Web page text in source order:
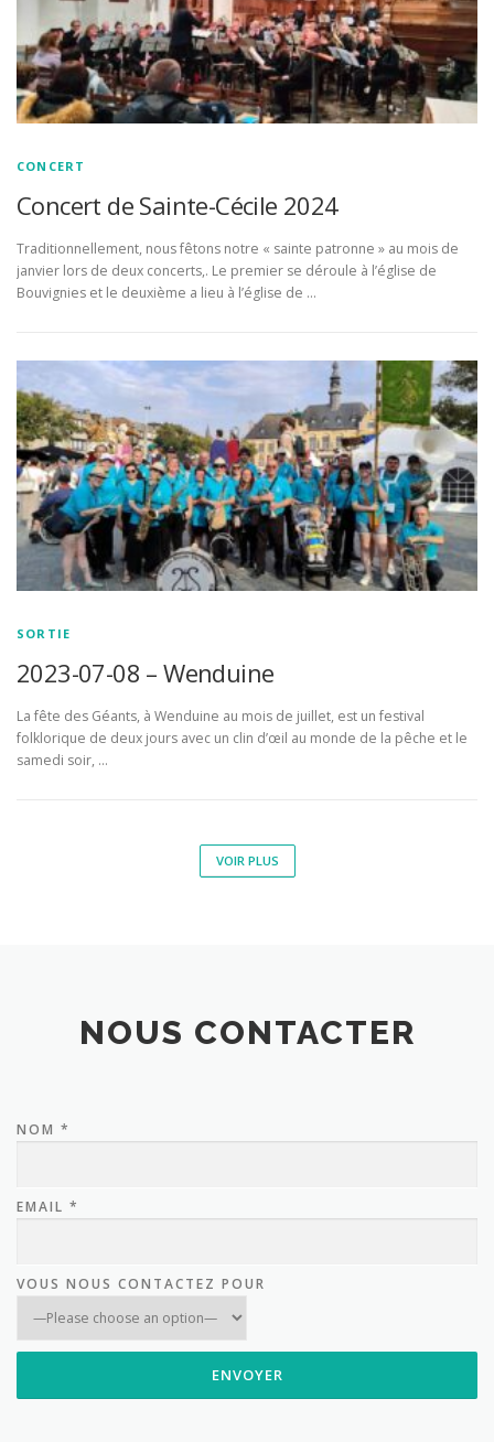
CONCERT
Concert de Sainte-Cécile 2024
Traditionnellement, nous fêtons notre « sainte patronne » au mois de
janvier lors de deux concerts,. Le premier se déroule à l’église de
Bouvignies et le deuxième a lieu à l’église de …
SORTIE
2023-07-08 – Wenduine
La fête des Géants, à Wenduine au mois de juillet, est un festival
folklorique de deux jours avec un clin d’œil au monde de la pêche et le
samedi soir, …
VOIR PLUS
NOUS CONTACTER
NOM *
EMAIL *
VOUS NOUS CONTACTEZ POUR